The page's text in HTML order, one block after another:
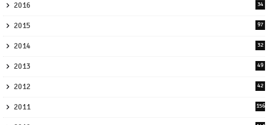
2016 34
2015 97
2014 32
2013 49
2012 42
2011 156